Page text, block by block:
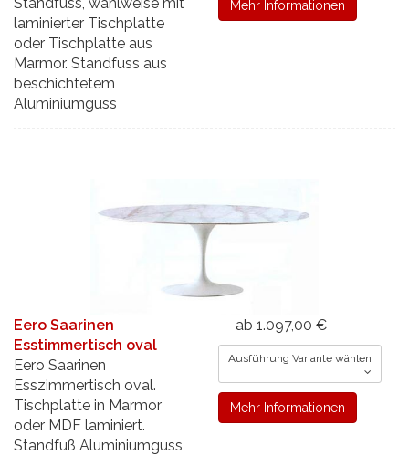
laminierter Tischplatte
oder Tischplatte aus
Marmor. Standfuss aus
beschichtetem
Aluminiumguss
Mehr Informationen
Eero Saarinen
Esstimmertisch oval
Eero Saarinen
Esszimmertisch oval.
Tischplatte in Marmor
oder MDF laminiert.
Standfuß Aluminiumguss
ab 1.097,00 €
Ausführung Variante wählen
Mehr Informationen